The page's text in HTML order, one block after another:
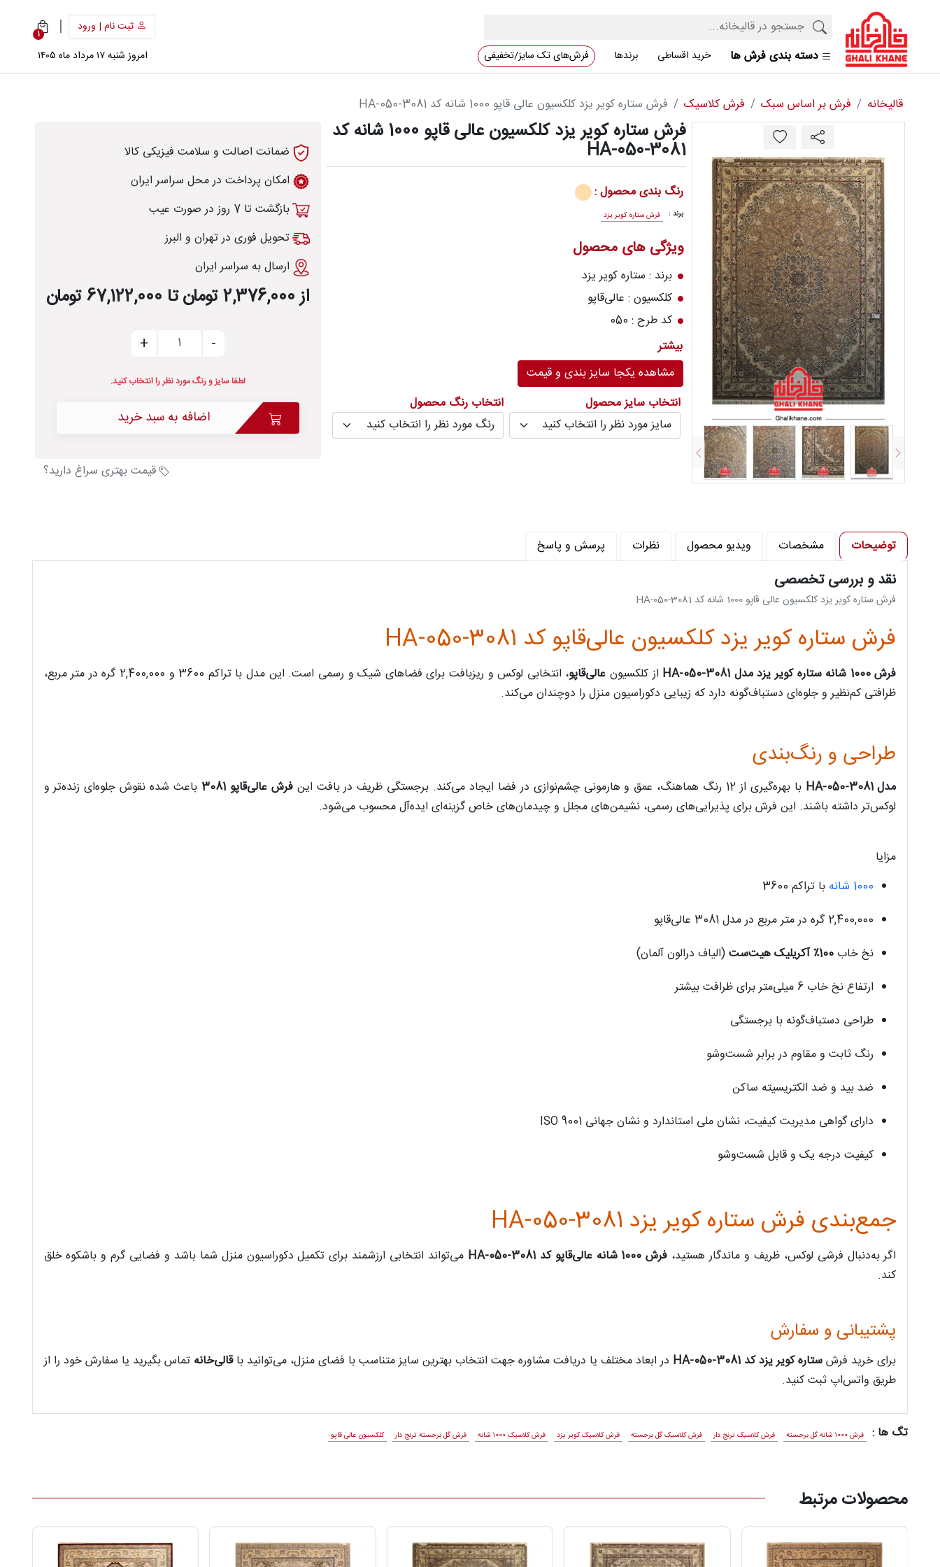
ثبت نام | ورود |
1
دسته بندی فرش ها خرید اقساطی برندها فرش‌های تک سایز/تخفیفی امروز شنبه ۱۷ مرداد ماه ۱۴۰۵
قالیخانه فرش بر اساس سبک فرش کلاسیک فرش ستاره کویر یزد کلکسیون عالی قاپو 1000 شانه کد HA-050-3081
فرش ستاره کویر یزد کلکسیون عالی قاپو 1000 شانه کد
HA-050-3081
رنگ بندی محصول :
برند : فرش ستاره کویر یزد
ویژگی های محصول
برند : ستاره کویر یزد
کلکسیون : عالی‌قاپو
کد طرح : 050
رنگ زمینه : 3081
تعداد رنگ : 12 رنگ
تراکم شانه در متر (شانه) : 1000
بیشتر
مشاهده یکجا سایز بندی و قیمت
انتخاب سایز محصول
انتخاب رنگ محصول
ضمانت اصالت و سلامت فیزیکی کالا
امکان پرداخت در محل سراسر ایران
بازگشت تا 7 روز در صورت عیب
تحویل فوری در تهران و البرز
ارسال به سراسر ایران
از 2,376,000 تومان تا 67,122,000 تومان
لطفا سایز و رنگ مورد نظر را انتخاب کنید.
اضافه به سبد خرید
قیمت بهتری سراغ دارید؟
توضیحات مشخصات ویدیو محصول نظرات پرسش و پاسخ
نقد و بررسی تخصصی
فرش ستاره کویر یزد کلکسیون عالی قاپو 1000 شانه کد HA-050-3081
فرش ستاره کویر یزد کلکسیون عالی‌قاپو کد HA-050-3081
فرش 1000 شانه ستاره کویر یزد مدل HA-050-3081 از کلکسیون عالی‌قاپو
، انتخابی لوکس و ریزبافت برای فضاهای شیک و رسمی است. این مدل با تراکم 3600 و 2,400,000 گره در متر مربع،
ظرافتی کم‌نظیر و جلوه‌ای دستباف‌گونه دارد که زیبایی دکوراسیون منزل را دوچندان می‌کند.
طراحی و رنگ‌بندی
مدل HA-050-3081 با بهره‌گیری از 12 رنگ هماهنگ، عمق و هارمونی چشم‌نوازی در فضا ایجاد می‌کند. برجستگی ظریف در بافت این فرش عالی‌قاپو 3081
باعث شده نقوش جلوه‌ای زنده‌تر و
لوکس‌تر داشته باشند. این فرش برای پذیرایی‌های رسمی، نشیمن‌های مجلل و چیدمان‌های خاص گزینه‌ای ایده‌آل محسوب می‌شود.
مزایا
1000 شانه
با تراکم 3600
2,400,000 گره در متر مربع در مدل 3081 عالی‌قاپو
نخ خاب 100٪ آکریلیک هیت‌ست
(الیاف درالون آلمان)
ارتفاع نخ خاب 6 میلی‌متر برای ظرافت بیشتر
طراحی دستباف‌گونه با برجستگی
رنگ ثابت و مقاوم در برابر شست‌وشو
ضد بید و ضد الکتریسیته ساکن
دارای گواهی مدیریت کیفیت، نشان ملی استاندارد و نشان جهانی ISO 9001
کیفیت درجه یک و قابل شست‌وشو
جمع‌بندی فرش ستاره کویر یزد HA-050-3081
اگر به‌دنبال فرشی لوکس، ظریف و ماندگار هستید، فرش 1000 شانه عالی‌قاپو کد HA-050-3081
می‌تواند انتخابی ارزشمند برای تکمیل دکوراسیون منزل شما باشد و فضایی گرم و باشکوه خلق
کند.
پشتیبانی و سفارش
برای خرید فرشستاره کویر یزد کد HA-050-3081 در ابعاد مختلف یا دریافت مشاوره جهت انتخاب بهترین سایز متناسب با فضای منزل، می‌توانید باقالی‌خانهتماس بگیرید یا سفارش خود را از
طریق واتس‌اپ ثبت کنید.
تگ ها : فرش 1000 شانه گل برجسته فرش کلاسیک ترنج دار فرش کلاسیک گل برجسته فرش کلاسیک کویر یزد فرش کلاسیک 1000 شانه فرش گل برجسته ترنج دار کلکسیون عالی قاپو
محصولات مرتبط